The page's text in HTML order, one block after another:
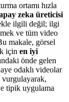
ortamı hızla
zeka üreticisi
ilgili değil; ilgi
ve tüm video
makale, görsel
için en iyi
önde gelen
odaklı videolar
vurgulayarak,
tipik uygulama